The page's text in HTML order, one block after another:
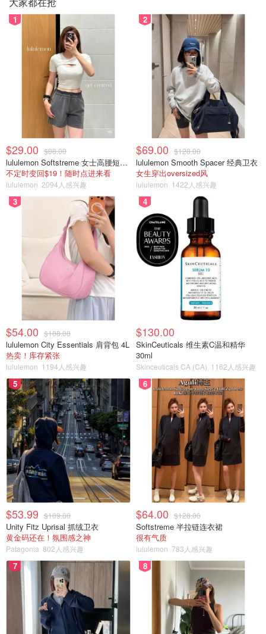
1
$29.00 $88.00
lululemon Softstreme 女士高腰短裤 10cm
不定时变回$19！随时点进来看
lululemon 2094人感兴趣
2
$69.00 $128.00
lululemon Smooth Spacer 经典卫衣
女生穿出oversized风
lululemon 1422人感兴趣
3
$54.00 $108.00
lululemon City Essentials 肩背包 4L
热卖！库存紧张
lululemon 1194人感兴趣
4
$130.00
SkinCeuticals 维生素C温和精华
30ml
Skinceuticals CA (CA) 1162人感兴趣
5
$53.99 $109.00
Unity Fitz Uprisal 抓绒卫衣
黄金码还在！氛围感之神
Patagonia 802人感兴趣
6
$64.00 $128.00
Softstreme 半拉链连衣裙
很有气质
lululemon 783人感兴趣
7 8